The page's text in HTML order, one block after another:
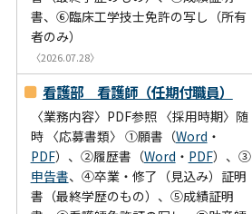
書、⑥臨床工学技士免許の写し（所有
者のみ）
〈2026.07.28〉
看護部 看護師（任期付職員）
〈業務内容〉PDF参照 〈採用時期〉随
時 〈応募書類〉 ①願書（Word ・
PDF）、②履歴書（Word ・ PDF）、③
申告書、④卒業・修了（見込み）証明
書（最終学歴のもの）、⑤成績証明